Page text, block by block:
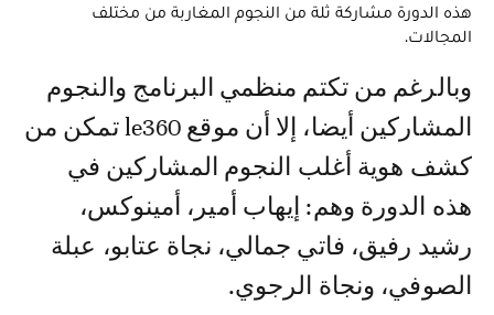
هذه الدورة مشاركة ثلة من النجوم المغاربة من مختلف
المجالات.
وبالرغم من تكتم منظمي البرنامج والنجوم
المشاركين أيضا، إلا أن موقع le360 تمكن من
كشف هوية أغلب النجوم المشاركين في
هذه الدورة وهم: إيهاب أمير، أمينوكس،
رشيد رفيق، فاتي جمالي، نجاة عتابو، عبلة
الصوفي، ونجاة الرجوي.